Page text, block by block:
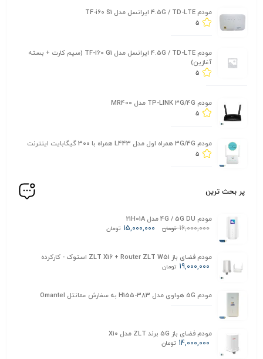
مودم 4.5G / TD-LTE ایرانسل مدل TF-i60 S1
5
مودم 4.5G / TD-LTE ایرانسل مدل TF-i60 G1 (سیم کارت + بسته
آغازین)
5
مودم TP-LINK 3G/4G مدل MR400
5
مودم 3G/4G همراه اول مدل L443 همراه با 300 گیگابایت اینترنت
5
پر بحث ترین
مودم 4G / 5G DU مدل 21H01A
16,000,000 تومان 15,000,000 تومان
مودم فضای باز ZLT X16 + Router ZLT W51 استوک - کارکرده
19,000,000 تومان
مودم 5G هواوی مدل H155-383 به سفارش عمانتل Omantel
مودم فضای باز 5G برند ZLT مدل X10
14,000,000 تومان